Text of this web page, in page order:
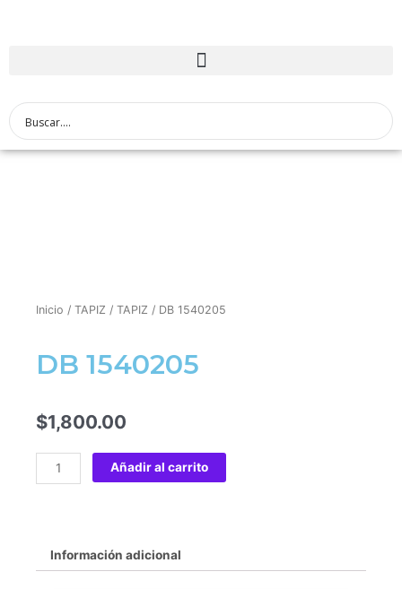
Inicio / TAPIZ / TAPIZ / DB 1540205
DB 1540205
$1,800.00
Añadir al carrito
Información adicional